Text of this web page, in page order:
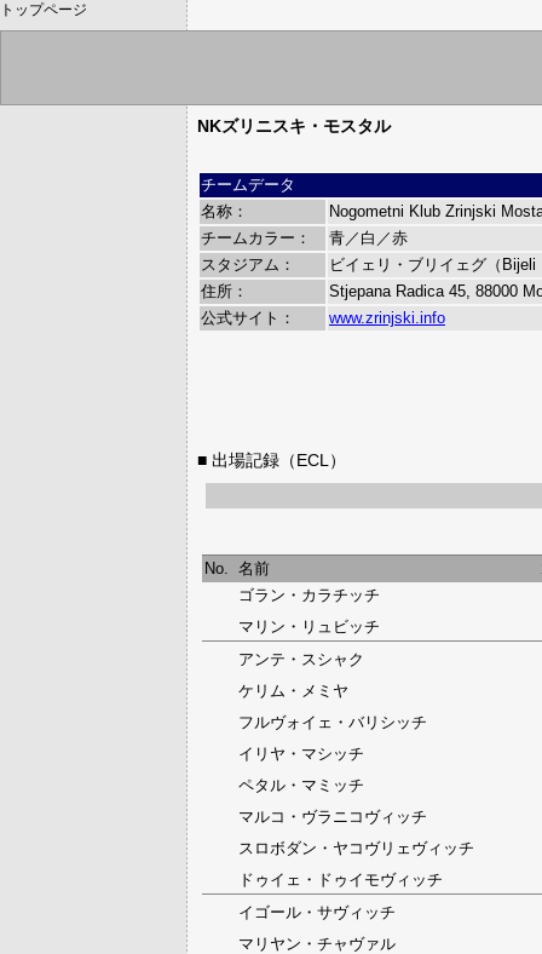
トップページ
NKズリニスキ・モスタル
チームデータ
名称：
Nogometni Klub Zrinjski
チームカラー：
青／白／赤
スタジアム：
ビイェリ・ブリイェグ（
住所：
Stjepana Radica 45, 88000
公式サイト：
www.zrinjski.info
■ 出場記録（ECL）
No. 名前
ゴラン・カラチッチ
マリン・リュビッチ
アンテ・スシャク
ケリム・メミヤ
フルヴォイェ・バリシッチ
イリヤ・マシッチ
ペタル・マミッチ
マルコ・ヴラニコヴィッチ
スロボダン・ヤコヴリェヴィッチ
ドゥイェ・ドゥイモヴィッチ
イゴール・サヴィッチ
マリヤン・チャヴァル